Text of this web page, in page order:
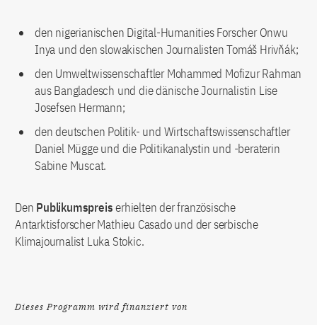
den nigerianischen Digital-Humanities Forscher Onwu
Inya und den slowakischen Journalisten Tomáš Hrivňák;
den Umweltwissenschaftler Mohammed Mofizur Rahman
aus Bangladesch und die dänische Journalistin Lise
Josefsen Hermann;
den deutschen Politik- und Wirtschaftswissenschaftler
Daniel Mügge und die Politikanalystin und -beraterin
Sabine Muscat.
Den Publikumspreiserhielten der französische
Antarktisforscher Mathieu Casado und der serbische
Klimajournalist Luka Stokic.
Dieses Programm wird finanziert von